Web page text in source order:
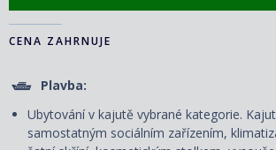
CENA ZAHRNUJE
Plavba:
Ubytování v kajutě vybrané kategorie.
samostatným sociálním zařízením,